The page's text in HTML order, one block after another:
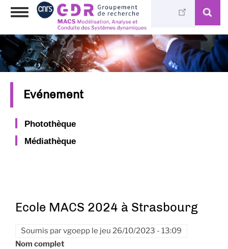
Aller
principal
Toggle
Evénement
Photothèque
Médiathèque
Ecole MACS 2024 à Strasbourg
Soumis parvgoepp le jeu 26/10/2023 - 13:09
Nom complet